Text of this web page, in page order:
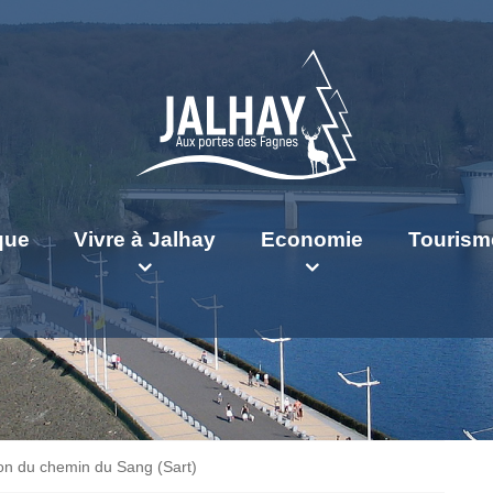
Vivre à Jalhay Economie
du chemin du Sang (Sart)